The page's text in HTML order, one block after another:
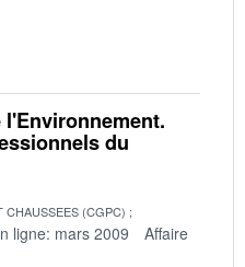
du
CHAUSSEES (CGPC)
ligne: mars 2009
Affaire